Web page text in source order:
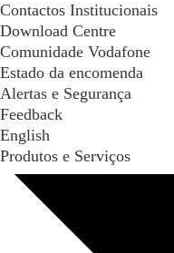
Contactos Institucionais
Download Centre
Comunidade Vodafone
Estado da encomenda
Alertas e Segurança
Feedback
English
Produtos e Serviços